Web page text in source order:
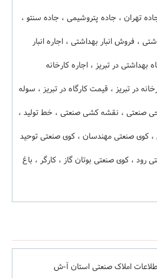
تهران ، جاده پتروشیمی ، جاده سنتو ،
، فروش انبار بهداشتی ، اجاره انبار
در تبریز ، اجاره کارخانه
در تبریز ، قیمت کارگاه در تبریز ، سوله
صنعتی ، نقشه کشی صنعتی ، خط تولید ،
، کوی صنعتی مهندسان ، کوی صنعتی توحید
رود ، کوی صنعتی بوتان گاز ، کارگر ، باغ
املاک صنعتی استان آ-ش